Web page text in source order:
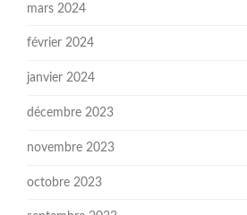
mars 2024
février 2024
janvier 2024
décembre 2023
novembre 2023
octobre 2023